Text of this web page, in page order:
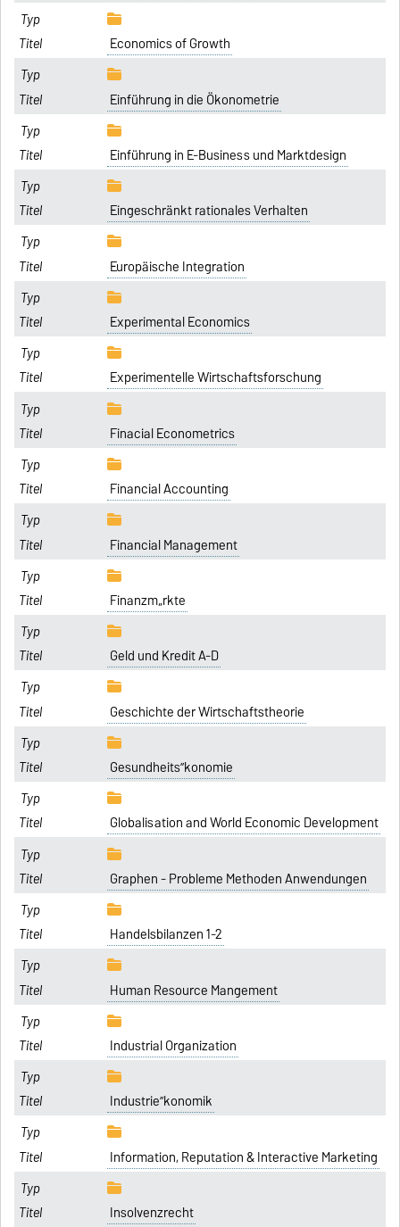
Economics of Growth
Einführung in die Ökonometrie
Einführung in E-Business und Marktdesign
Eingeschränkt rationales Verhalten
Europäische Integration
Experimental Economics
Experimentelle Wirtschaftsforschung
Finacial Econometrics
Financial Accounting
Financial Management
Finanzm„rkte
Geld und Kredit A-D
Geschichte der Wirtschaftstheorie
Gesundheits”konomie
Globalisation and World Economic Development
Graphen - Probleme Methoden Anwendungen
Handelsbilanzen 1-2
Human Resource Mangement
Industrial Organization
Industrie”konomik
Information, Reputation & Interactive Marketing
Insolvenzrecht